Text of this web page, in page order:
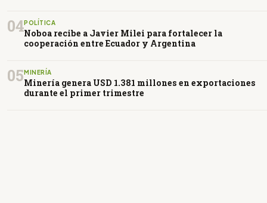
04POLÍTICA
Noboa recibe a Javier Milei para fortalecer la
cooperación entre Ecuador y Argentina
05MINERÍA
Minería genera USD 1.381 millones en exportaciones
durante el primer trimestre